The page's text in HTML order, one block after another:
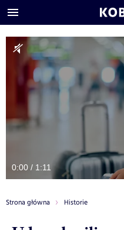
0:00 / 1:11
Strona główna Historie